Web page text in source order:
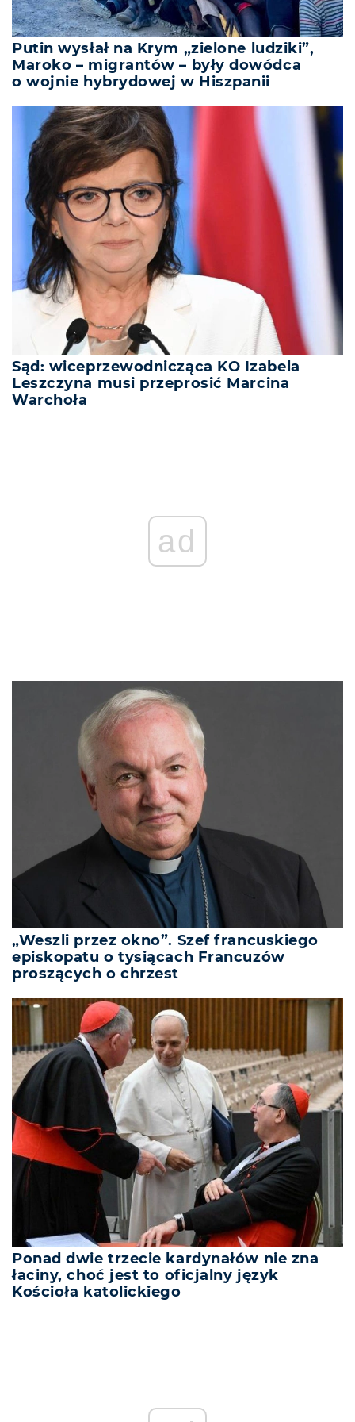
Putin wysłał na Krym „zielone ludziki”,
Maroko – migrantów – były dowódca
o wojnie hybrydowej w Hiszpanii
Sąd: wiceprzewodnicząca KO Izabela
Leszczyna musi przeprosić Marcina
Warchoła
ad
„Weszli przez okno”. Szef francuskiego
episkopatu o tysiącach Francuzów
proszących o chrzest
Ponad dwie trzecie kardynałów nie zna
łaciny, choć jest to oficjalny język
Kościoła katolickiego